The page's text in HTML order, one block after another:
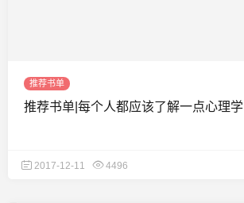
推荐书单
推荐书单|每个人都应该了解一点心理学
2017-12-11 4496